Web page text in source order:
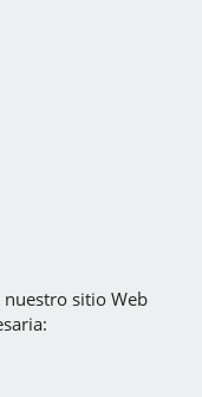
nuestro sitio Web